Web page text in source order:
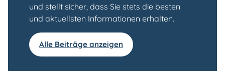
und stellt sicher, dass Sie stets die besten
und aktuellsten Informationen erhalten.
Alle Beiträge anzeigen